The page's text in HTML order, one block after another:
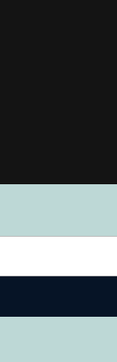
VMN media. Lees